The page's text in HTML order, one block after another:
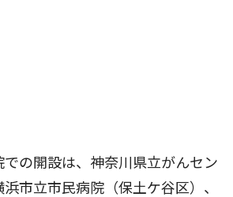
の開設は、神奈川県立がんセン
市立市民病院（保土ケ谷区）、